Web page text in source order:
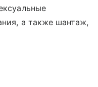
а также шантаж,